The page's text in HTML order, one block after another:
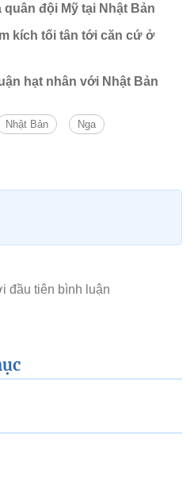
đội Mỹ tại Nhật Bản
kích tối tân tới căn cứ ở
hạt nhân với Nhật Bản
Nhật Bản Nga